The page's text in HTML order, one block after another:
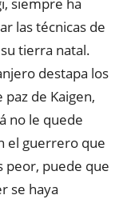
las técnicas de
tierra natal.
destapa los
de Kaigen,
no le quede
el guerrero que
peor, puede que
se haya